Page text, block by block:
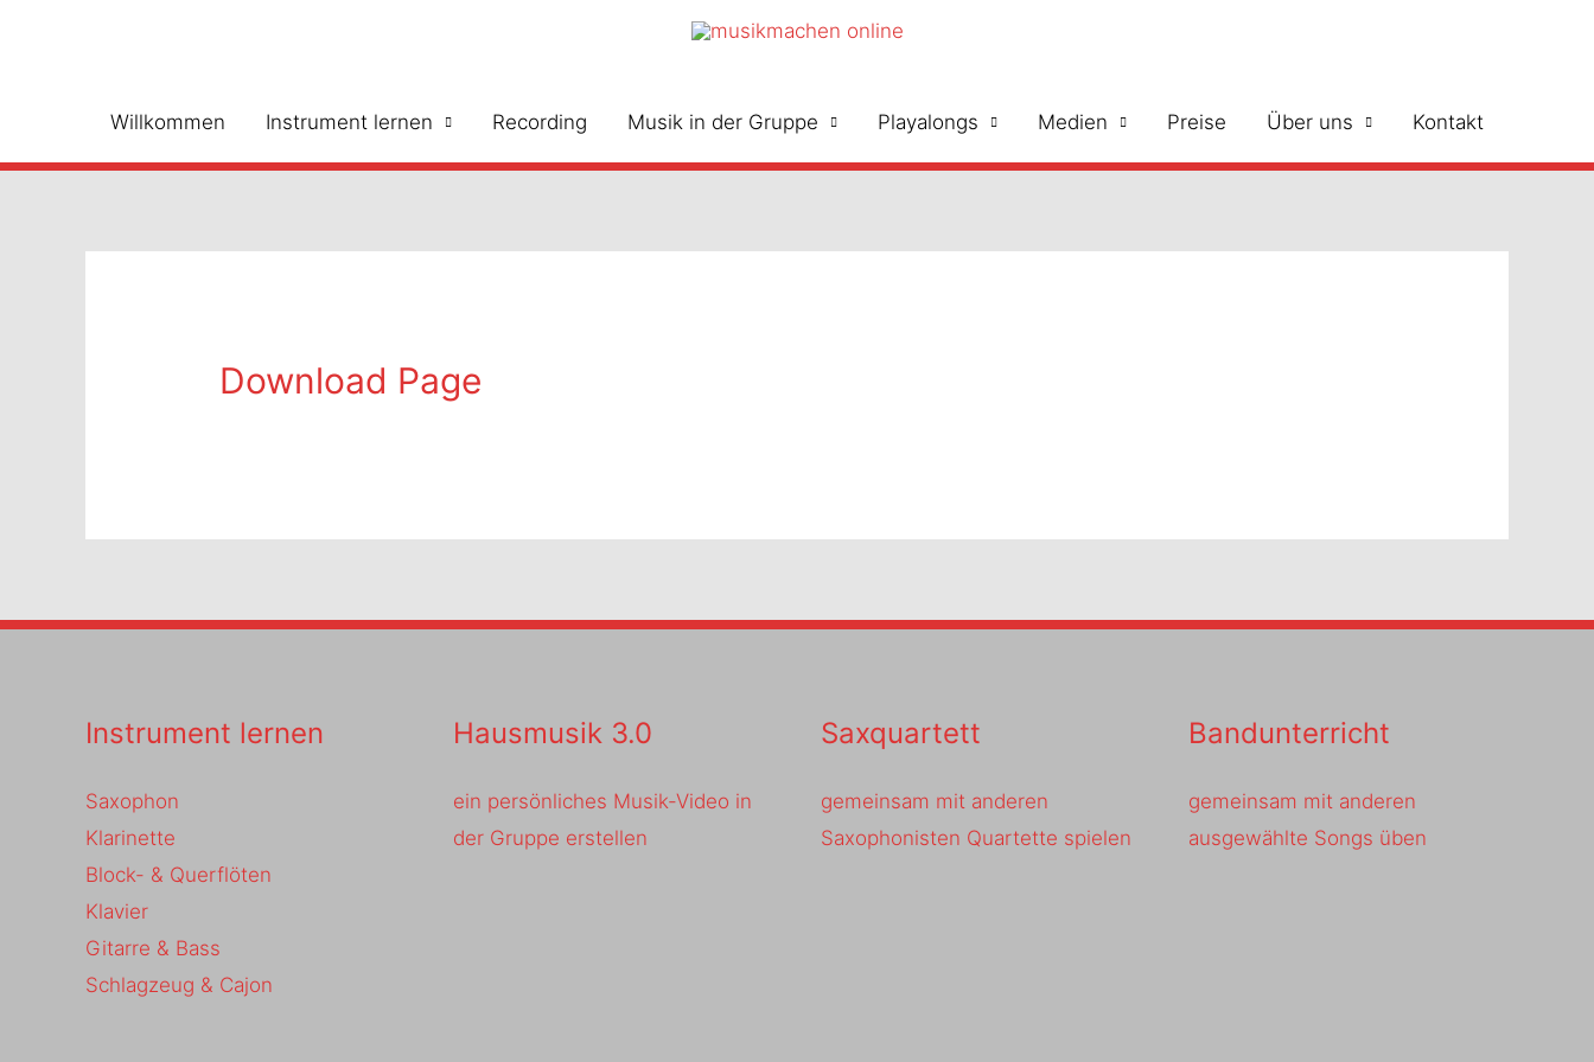
Willkommen
Instrument lernen Recording Musik in der Gruppe Playalongs Medien Preise Über uns Kontakt
Download Page
Instrument lernen
Saxophon
Klarinette
Block- & Querflöten
Klavier
Gitarre & Bass
Schlagzeug & Cajon
Hausmusik 3.0
ein persönliches Musik-Video in
der Gruppe erstellen
Saxquartett
gemeinsam mit anderen
Saxophonisten Quartette spielen
Bandunterricht
gemeinsam mit anderen
ausgewählte Songs üben